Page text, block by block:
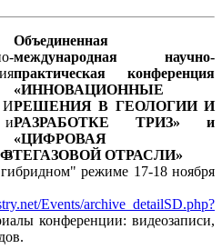
Объединенная
международная научно-
практическая конференция
«ИННОВАЦИОННЫЕ
РЕШЕНИЯ В ГЕОЛОГИИ И
РАЗРАБОТКЕ ТРИЗ» и
«ЦИФРОВАЯ
ОТРАСЛИ»
режиме 17-18 ноября
Events/archive_detailSD.php?
конференции: видеозаписи,